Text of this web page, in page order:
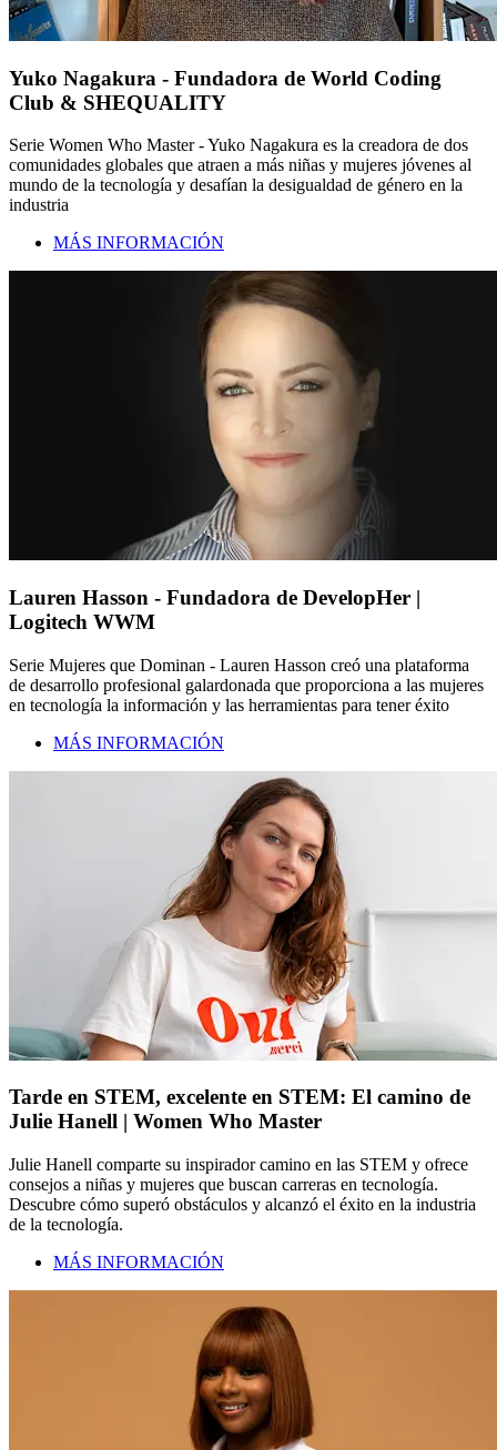
Yuko Nagakura - Fundadora de World Coding
Club & SHEQUALITY
Serie Women Who Master - Yuko Nagakura es la creadora de dos
comunidades globales que atraen a más niñas y mujeres jóvenes al
mundo de la tecnología y desafían la desigualdad de género en la
industria
MÁS INFORMACIÓN
Lauren Hasson - Fundadora de DevelopHer |
Logitech WWM
Serie Mujeres que Dominan - Lauren Hasson creó una plataforma
de desarrollo profesional galardonada que proporciona a las mujeres
en tecnología la información y las herramientas para tener éxito
MÁS INFORMACIÓN
Tarde en STEM, excelente en STEM: El camino de
Julie Hanell | Women Who Master
Julie Hanell comparte su inspirador camino en las STEM y ofrece
consejos a niñas y mujeres que buscan carreras en tecnología.
Descubre cómo superó obstáculos y alcanzó el éxito en la industria
de la tecnología.
MÁS INFORMACIÓN